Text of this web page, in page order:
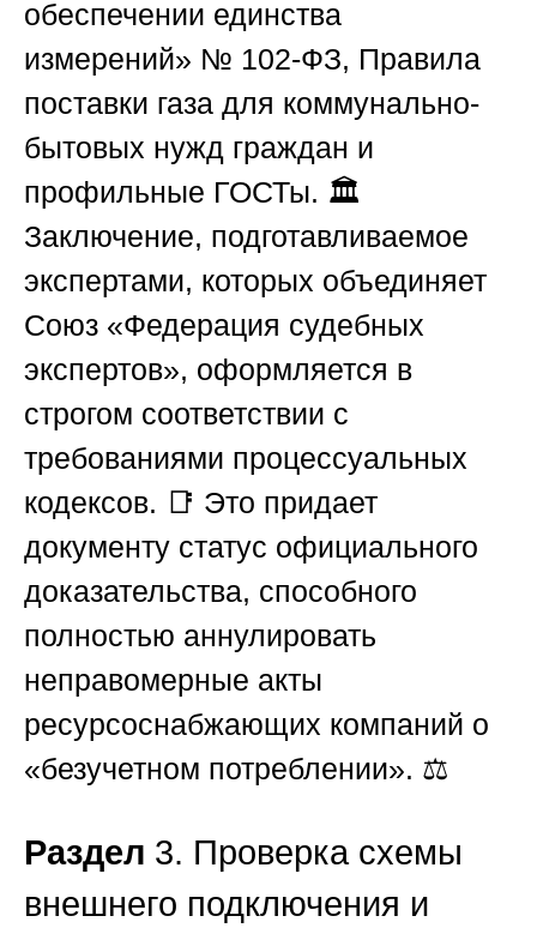
обеспечении единства
измерений» № 102-ФЗ, Правила
поставки газа для коммунально-
бытовых нужд граждан и
профильные ГОСТы. 🏛️
Заключение, подготавливаемое
экспертами, которых объединяет
Союз «Федерация судебных
экспертов», оформляется в
строгом соответствии с
требованиями процессуальных
кодексов. 📑 Это придает
документу статус официального
доказательства, способного
полностью аннулировать
неправомерные акты
ресурсоснабжающих компаний о
«безучетном потреблении». ⚖️
Раздел 3. Проверка схемы
внешнего подключения и